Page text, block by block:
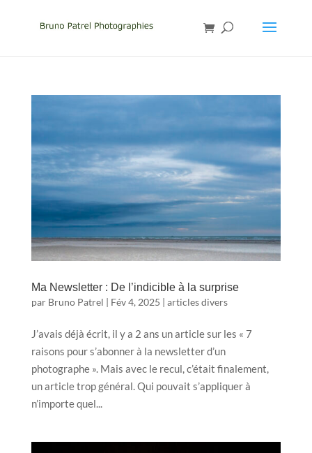
Ma Newsletter : De l’indicible à la surprise
par Bruno Patrel | Fév 4, 2025 | articles divers
J’avais déjà écrit, il y a 2 ans un article sur les « 7
raisons pour s’abonner à la newsletter d’un
photographe ». Mais avec le recul, c’était finalement,
un article trop général. Qui pouvait s’appliquer à
n’importe quel...